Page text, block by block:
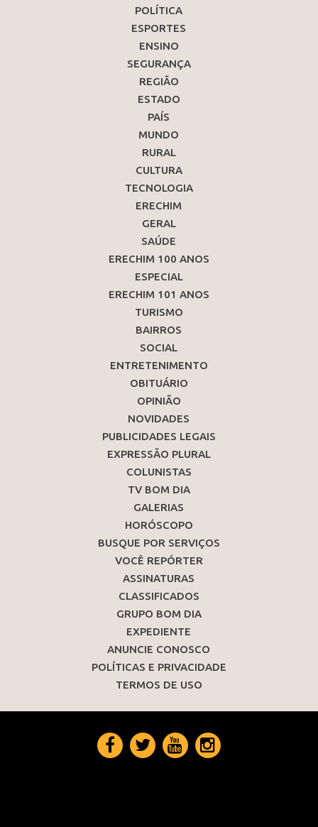
POLÍTICA
ESPORTES
ENSINO
SEGURANÇA
REGIÃO
ESTADO
PAÍS
MUNDO
RURAL
CULTURA
TECNOLOGIA
ERECHIM
GERAL
SAÚDE
ERECHIM 100 ANOS
ESPECIAL
ERECHIM 101 ANOS
TURISMO
BAIRROS
SOCIAL
ENTRETENIMENTO
OBITUÁRIO
OPINIÃO
NOVIDADES
PUBLICIDADES LEGAIS
EXPRESSÃO PLURAL
COLUNISTAS
TV BOM DIA
GALERIAS
HORÓSCOPO
BUSQUE POR SERVIÇOS
VOCÊ REPÓRTER
ASSINATURAS
CLASSIFICADOS
GRUPO BOM DIA
EXPEDIENTE
ANUNCIE CONOSCO
POLÍTICAS E PRIVACIDADE
TERMOS DE USO